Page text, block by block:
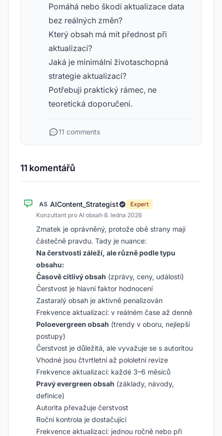
Pomáhá nebo škodí aktualizace data
bez reálných změn?
Který obsah má mít přednost při
aktualizaci?
Jaká je minimální životaschopná
strategie aktualizací?
Potřebuji praktický rámec, ne
teoretická doporučení.
11 comments
11 komentářů
AS AIContent_Strategist
Expert
Konzultant pro AI obsah·8. ledna 2026
Zmatek je oprávněný, protože obě strany mají
částečně pravdu. Tady je nuance:
Na čerstvosti záleží, ale různě podle typu
obsahu:
Časově citlivý obsah (zprávy, ceny, události)
Čerstvost je hlavní faktor hodnocení
Zastaralý obsah je aktivně penalizován
Frekvence aktualizací: v reálném čase až denně
Poloevergreen obsah (trendy v oboru, nejlepší
postupy)
Čerstvost je důležitá, ale vyvažuje se s autoritou
Vhodné jsou čtvrtletní až pololetní revize
Frekvence aktualizací: každé 3–6 měsíců
Pravý evergreen obsah (základy, návody,
definice)
Autorita převažuje čerstvost
Roční kontrola je dostačující
Frekvence aktualizací: jednou ročně nebo při